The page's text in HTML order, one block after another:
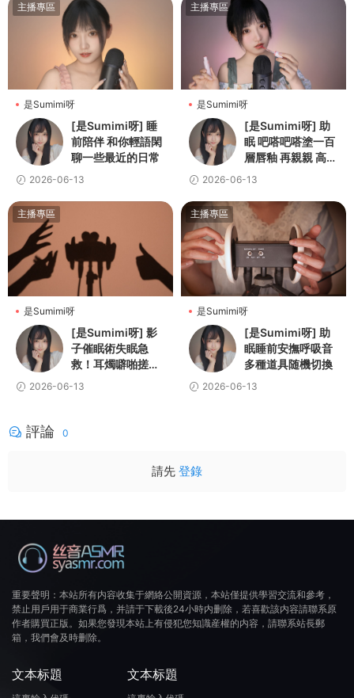
主播專區
是Sumimi呀
[是Sumimi呀] 睡
前陪伴 和你輕語閑
聊一些最近的日常
2026-06-13
主播專區
是Sumimi呀
[是Sumimi呀] 助
眠 吧嗒吧嗒塗一百
層唇釉 再親親 高解
析無損音質
2026-06-13
主播專區
是Sumimi呀
[是Sumimi呀] 影
子催眠術失眠急
救！耳燭噼啪搓手
馬尾絲刷麥水沙漏
2026-06-13
主播專區
是Sumimi呀
[是Sumimi呀] 助
眠睡前安撫呼吸音
多種道具随機切換
2026-06-13
評論 0
請先 登錄
重要聲明：本站所有内容收集于網絡公開資源，本站僅提供學習交流和參考，
禁止用戶用于商業行爲，并請于下載後24小時内删除，若喜歡該内容請聯系原
作者購買正版。如果您發現本站上有侵犯您知識産權的内容，請聯系站長郵
箱，我們會及時删除。
文本标題 文本标題